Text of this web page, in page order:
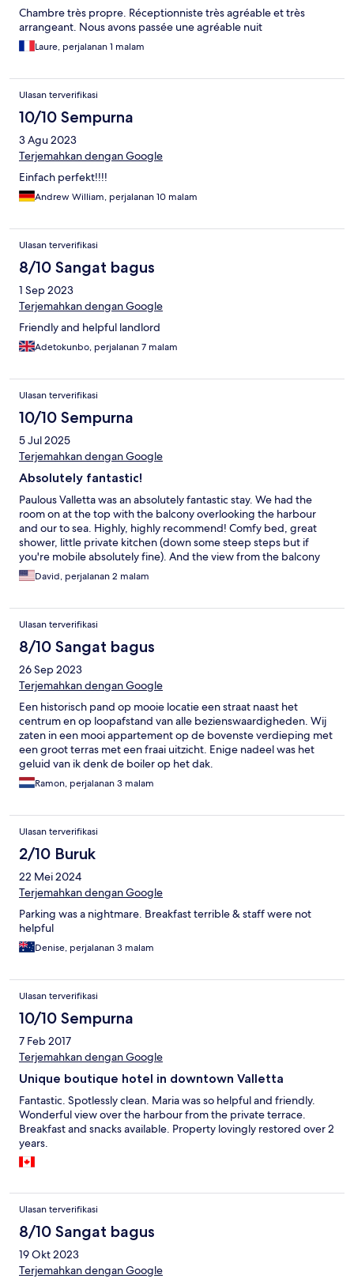
Chambre très propre. Réceptionniste très agréable et très
arrangeant. Nous avons passée une agréable nuit
Laure, perjalanan 1 malam
Ulasan terverifikasi
10/10 Sempurna
3 Agu 2023
Terjemahkan dengan Google
Einfach perfekt!!!!
Andrew William, perjalanan 10 malam
Ulasan terverifikasi
8/10 Sangat bagus
1 Sep 2023
Terjemahkan dengan Google
Friendly and helpful landlord
Adetokunbo, perjalanan 7 malam
Ulasan terverifikasi
10/10 Sempurna
5 Jul 2025
Terjemahkan dengan Google
Absolutely fantastic!
Paulous Valletta was an absolutely fantastic stay. We had the
room on at the top with the balcony overlooking the harbour
and our to sea. Highly, highly recommend! Comfy bed, great
shower, little private kitchen (down some steep steps but if
you're mobile absolutely fine). And the view from the balcony
(with loungers) was great. Very well located, walking distance
from everything and quiet at night. Thanks! Will come back :)
David, perjalanan 2 malam
Ulasan terverifikasi
8/10 Sangat bagus
26 Sep 2023
Terjemahkan dengan Google
Een historisch pand op mooie locatie een straat naast het
centrum en op loopafstand van alle bezienswaardigheden. Wij
zaten in een mooi appartement op de bovenste verdieping met
een groot terras met een fraai uitzicht. Enige nadeel was het
geluid van ik denk de boiler op het dak.
Ramon, perjalanan 3 malam
Ulasan terverifikasi
2/10 Buruk
22 Mei 2024
Terjemahkan dengan Google
Parking was a nightmare. Breakfast terrible & staff were not
helpful
Denise, perjalanan 3 malam
Ulasan terverifikasi
10/10 Sempurna
7 Feb 2017
Terjemahkan dengan Google
Unique boutique hotel in downtown Valletta
Fantastic. Spotlessly clean. Maria was so helpful and friendly.
Wonderful view over the harbour from the private terrace.
Breakfast and snacks available. Property lovingly restored over 2
years.
Ulasan terverifikasi
8/10 Sangat bagus
19 Okt 2023
Terjemahkan dengan Google